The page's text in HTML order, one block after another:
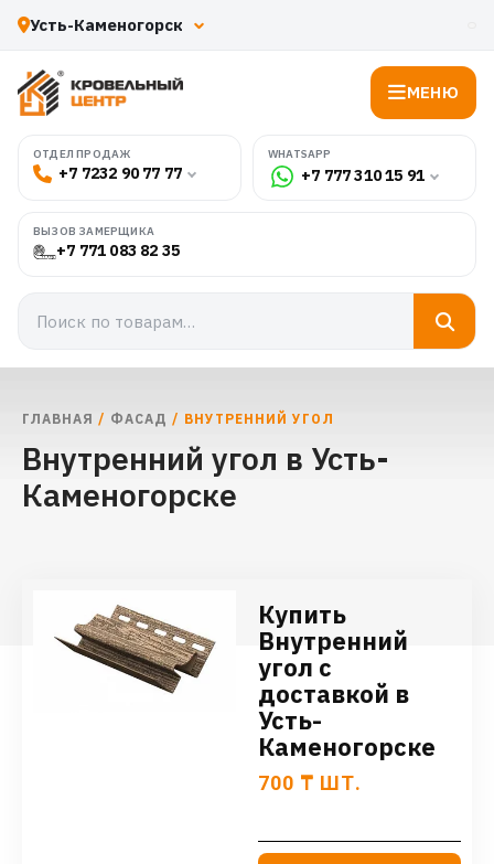
МЕНЮ
ОТДЕЛ ПРОДАЖ
+7 7232 90 77 77
WHATSAPP
+7 777 310 15 91
ВЫЗОВ ЗАМЕРЩИКА
+7 771 083 82 35
ГЛАВНАЯ / ФАСАД / ВНУТРЕННИЙ УГОЛ
Внутренний угол в Усть-
Каменогорске
Купить
Внутренний
угол с
доставкой в
Усть-
Каменогорске
700 ₸ ШТ.